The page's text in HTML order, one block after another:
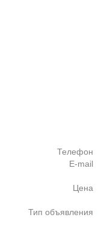
Телефон
E-mail
Цена
Тип объявления